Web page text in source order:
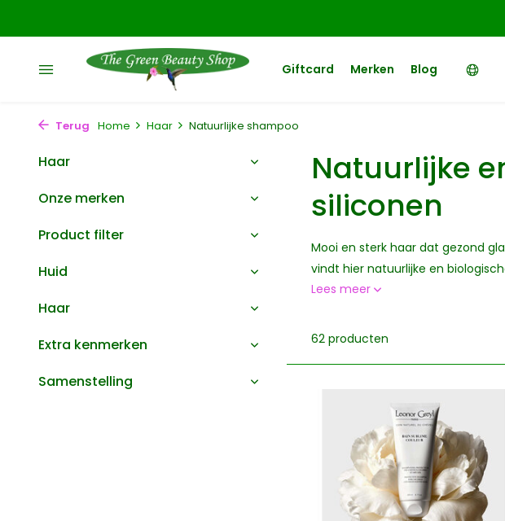
Giftcard Merken Blog
Terug Home Haar Natuurlijke shampoo
Haar
Onze merken
Product filter
Huid
Haar
Extra kenmerken
Samenstelling
Natuurlijke
siliconen
Mooi en sterk haar dat gezond
vindt hier natuurlijke en
Lees meer
62 producten